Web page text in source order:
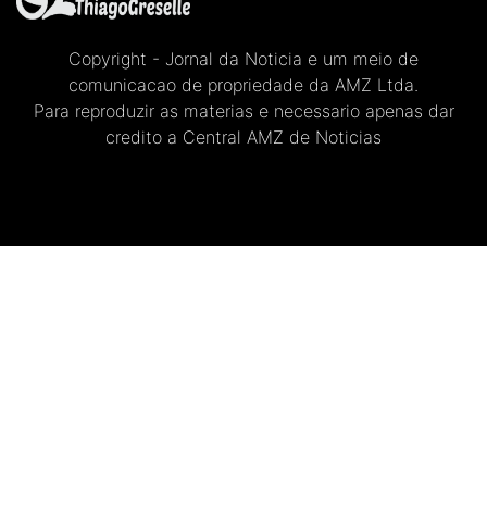
Copyright - Jornal da Noticia e um meio de
comunicacao de propriedade da AMZ Ltda.
Para reproduzir as materias e necessario apenas dar
credito a Central AMZ de Noticias